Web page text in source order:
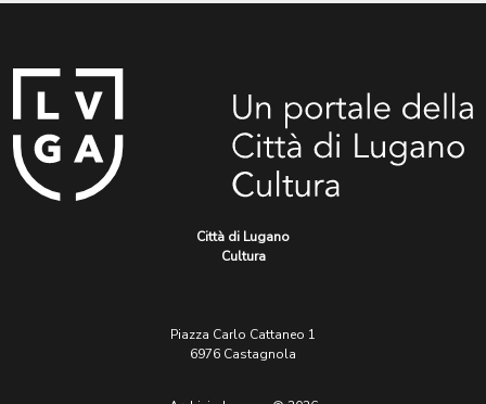
Città di Lugano
Cultura
Piazza Carlo Cattaneo 1
6976 Castagnola